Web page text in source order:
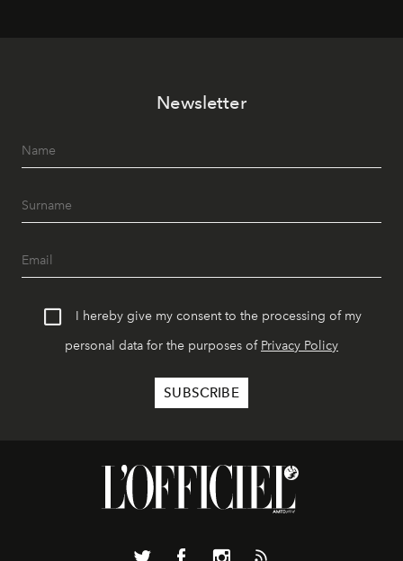
Newsletter
I hereby give my consent to the processing of my
personal data for the purposes of Privacy Policy